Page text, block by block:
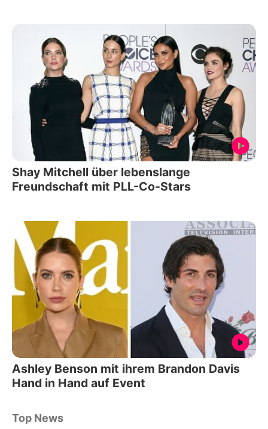
Shay Mitchell über lebenslange
Freundschaft mit PLL-Co-Stars
Ashley Benson mit ihrem Brandon Davis
Hand in Hand auf Event
Top News